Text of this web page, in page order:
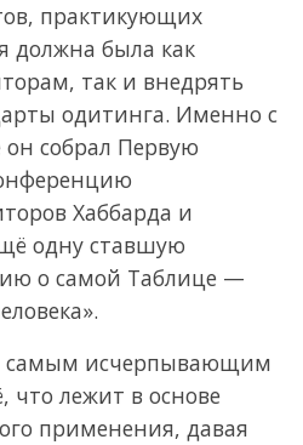
практикующих
должна была как
так и внедрять
одитинга. Именно с
собрал Первую
Хаббарда и
одну ставшую
о самой Таблице —
самым исчерпывающим
что лежит в основе
применения, давая